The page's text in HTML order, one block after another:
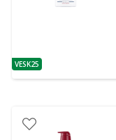
patarimas
VESK25